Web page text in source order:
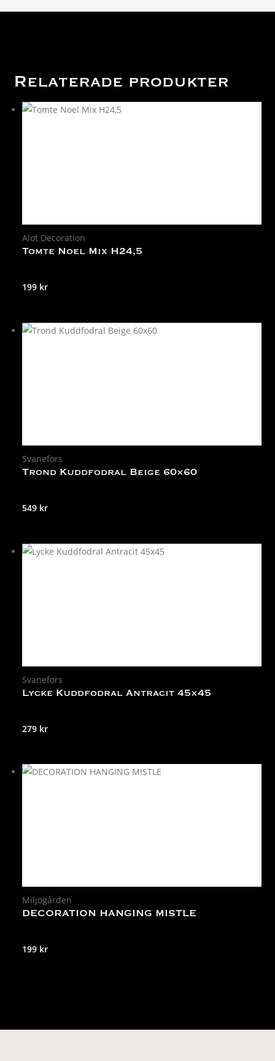
Relaterade produkter
Alot Decoration
Tomte Noel Mix H24,5
199 kr
Svanefors
Trond Kuddfodral Beige 60×60
549 kr
Svanefors
Lycke Kuddfodral Antracit 45×45
279 kr
Miljögården
DECORATION HANGING MISTLE
199 kr